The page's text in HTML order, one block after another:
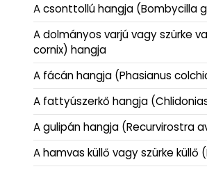
A csonttollú hangja (Bombycilla
A dolmányos varjú vagy szürke
cornix) hangja
A fácán hangja (Phasianus
A fattyúszerkő hangja
A gulipán hangja (Recurvirostra
A hamvas küllő vagy szürke küllő